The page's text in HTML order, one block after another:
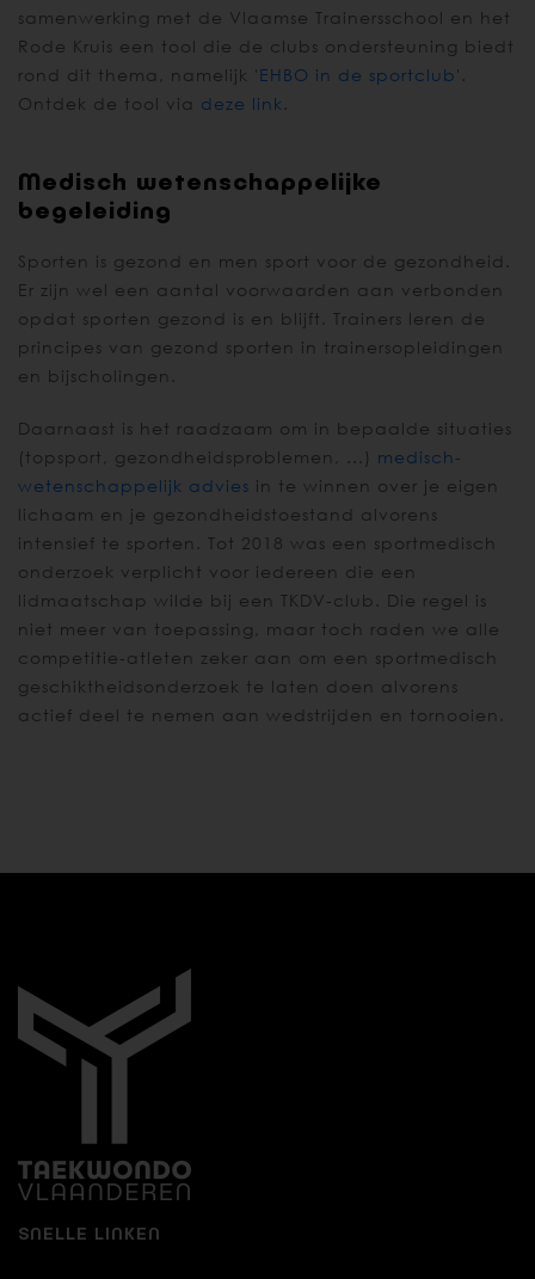
samenwerking met de Vlaamse Trainersschool en het
Rode Kruis een tool die de clubs ondersteuning biedt
rond dit thema, namelijk 'EHBO in de sportclub'.
Ontdek de tool via deze link
Medisch wetenschappelijke
begeleiding
Sporten is gezond en men sport voor de gezondheid.
Er zijn wel een aantal voorwaarden aan verbonden
opdat sporten gezond is en blijft. Trainers leren de
principes van gezond sporten in trainersopleidingen
en bijscholingen.
Daarnaast is het raadzaam om in bepaalde situaties
(topsport, gezondheidsproblemen, ...) medisch-
wetenschappelijk advies in te winnen over je eigen
lichaam en je gezondheidstoestand alvorens
intensief te sporten. Tot 2018 was een sportmedisch
onderzoek verplicht voor iedereen die een
lidmaatschap wilde bij een TKDV-club. Die regel is
niet meer van toepassing, maar toch raden we alle
competitie-atleten zeker aan om een sportmedisch
geschiktheidsonderzoek te laten doen alvorens
actief deel te nemen aan wedstrijden en tornooien.
SNELLE LINKEN